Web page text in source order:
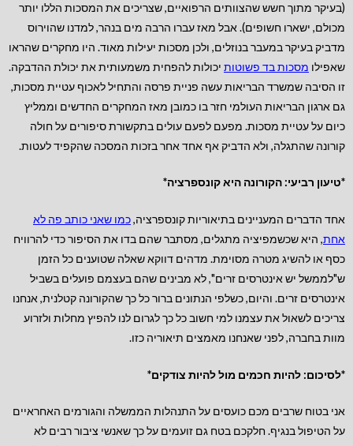
(בעיקר מתוך חשש שהצוותים הרפואיים, שצריכים את המסכות הללו יותר
מכולם, ישארו חשופים). אבל מאז עברו הרבה מים בנהר, למדנו שהוירוס
מדביק בעיקר במעבר בנוזלים, ולכן מסכות יעילות מאוד. היו מחקרים שהראו
שאפילו מסכות בד פשוטות יכולות להפחית משמעותית את יכולת ההדבקה.
זו הסיבה שמשרד הבריאות עשה פניית פרסה והתחיל לאכוף עטיית מסכות,
גם ארגון הבריאות העולמי חזר בו כמובן מאז המחקרים החדשים וממליץ
כיום על עטיית מסכות. מפעם לפעם עולים בתקשורת סיפורים על חולה
קורונה שהתגלה, ולא הדביק אף אחד אחר בזכות המסכה שהקפיד לעטות.
*טיעון רביעי: הקורונה היא קונספרציה*
אחד הדברים המעניינים בתיאוריות קונספרציה,כמו שאני כותב פה לא
אחת, היא שכשמפיציה מתגלים, מסתבר שהם בדו את הסיפור כדי להרוויח
כסף או להשיג מטרה מסוימת. מדהים דווקא שאלה שטוענים כל הזמן
ש"לממשל יש אינטרסים זרים", לא מבינים שהם בעצמם פועלים בשביל
אינטרסים זרים. והיום, כשלפי הנתונים ברור כל כך שהקורונה קטלנית, אנחנו
צריכים לשאול את עצמנו למי חשוב כל כך לגרום לנו להפיץ מחלות ולזרוע
מוות בחברה, לפני שאנחנו מאמצים תיאוריה כזו.
*לסיכום: להיות חכמים מול להיות צודקים*
אני בטוח שרבים מכם כועסים על התנהלות הממשלה והגורמים האחראיים
על הטיפול בנגיף. חלקכם בטח גם זועמים על כך שאנשי ציבור רבים לא